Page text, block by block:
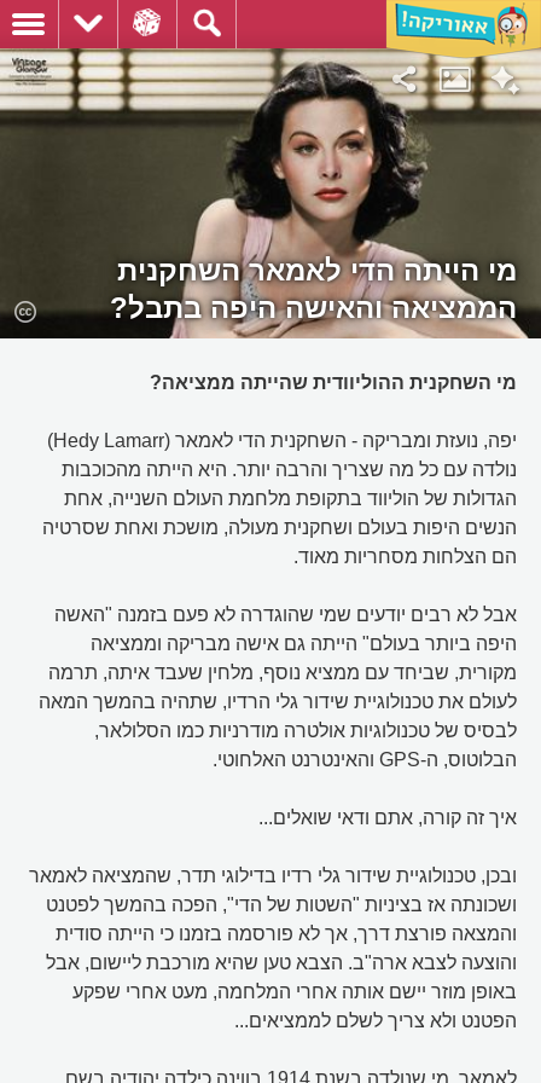
מי הייתה הדי לאמאר השחקנית
הממציאה והאישה היפה בתבל?
מי השחקנית ההוליוודית שהייתה ממציאה?
יפה, נועזת ומבריקה - השחקנית הדי לאמאר (Hedy Lamarr)
נולדה עם כל מה שצריך והרבה יותר. היא הייתה מהכוכבות
הגדולות של הוליווד בתקופת מלחמת העולם השנייה, אחת
הנשים היפות בעולם ושחקנית מעולה, מושכת ואחת שסרטיה
הם הצלחות מסחריות מאוד.
אבל לא רבים יודעים שמי שהוגדרה לא פעם בזמנה "האשה
היפה ביותר בעולם" הייתה גם אישה מבריקה וממציאה
מקורית, שביחד עם ממציא נוסף, מלחין שעבד איתה, תרמה
לעולם את טכנולוגיית שידור גלי הרדיו, שתהיה בהמשך המאה
לבסיס של טכנולוגיות אולטרה מודרניות כמו הסלולאר,
הבלוטוס, ה-GPS והאינטרנט האלחוטי.
איך זה קורה, אתם ודאי שואלים...
ובכן, טכנולוגיית שידור גלי רדיו בדילוגי תדר, שהמציאה לאמאר
ושכונתה אז בציניות "השטות של הדי", הפכה בהמשך לפטנט
והמצאה פורצת דרך, אך לא פורסמה בזמנו כי הייתה סודית
והוצעה לצבא ארה"ב. הצבא טען שהיא מורכבת ליישום, אבל
באופן מוזר יישם אותה אחרי המלחמה, מעט אחרי שפקע
הפטנט ולא צריך לשלם לממציאים...
לאמאר, מי שנולדה בשנת 1914 בווינה כילדה יהודיה בשם